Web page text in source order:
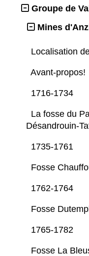
Groupe de
Mines
Localisation
Avant-propos!
1716-1734
La fosse du
Désandrouin-
1735-1761
Fosse
1762-1764
Fosse
1765-1782
Fosse La